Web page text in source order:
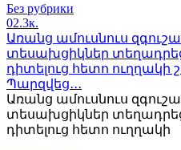
Без рубрики
02.3к.
Առանց ամուսնուս
տեսախցիկներ
դիտելուց հետո ուղղակի
Պարզվեց․․․
Առանց ամուսնուս
տեսախցիկներ
դիտելուց հետո ուղղակի